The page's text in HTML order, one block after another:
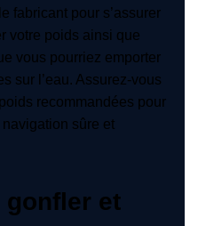
fabricant pour s’assurer
votre poids ainsi que
vous pourriez emporter
sur l’eau. Assurez-vous
recommandées pour
sûre et
gonfler et